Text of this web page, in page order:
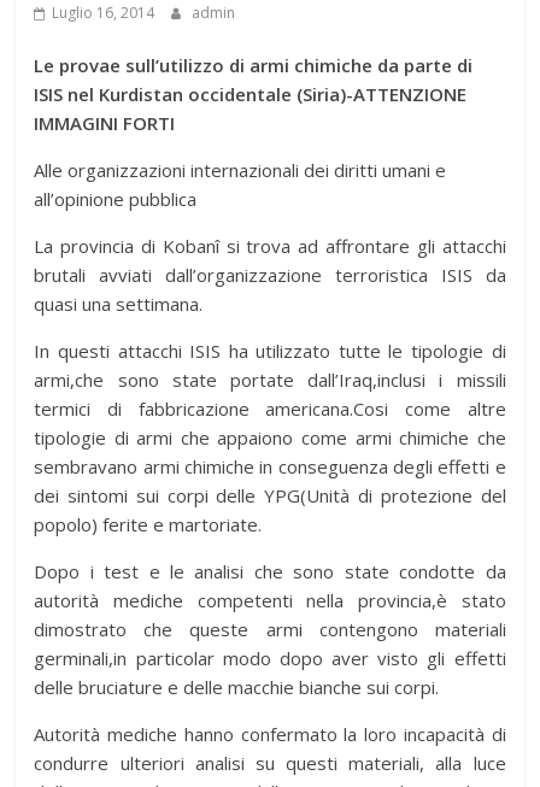
Luglio 16, 2014 admin
Le provae sull’utilizzo di armi chimiche da parte di
ISIS nel Kurdistan occidentale (Siria)-ATTENZIONE
IMMAGINI FORTI
Alle organizzazioni internazionali dei diritti umani e
all’opinione pubblica
La provincia di Kobanî si trova ad affrontare gli attacchi
brutali avviati dall’organizzazione terroristica ISIS da
quasi una settimana.
In questi attacchi ISIS ha utilizzato tutte le tipologie di
armi,che sono state portate dall’Iraq,inclusi i missili
termici di fabbricazione americana.Cosi come altre
tipologie di armi che appaiono come armi chimiche che
sembravano armi chimiche in conseguenza degli effetti e
dei sintomi sui corpi delle YPG(Unità di protezione del
popolo) ferite e martoriate.
Dopo i test e le analisi che sono state condotte da
autorità mediche competenti nella provincia,è stato
dimostrato che queste armi contengono materiali
germinali,in particolar modo dopo aver visto gli effetti
delle bruciature e delle macchie bianche sui corpi.
Autorità mediche hanno confermato la loro incapacità di
condurre ulteriori analisi su questi materiali, alla luce